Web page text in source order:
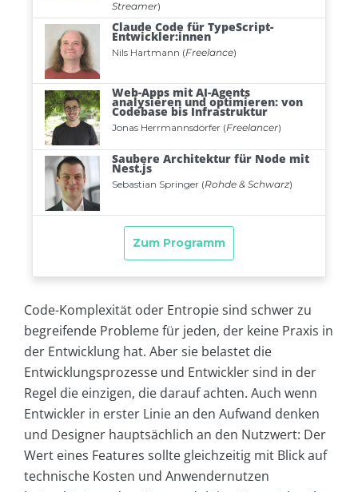
Code-Komplexität oder Entropie sind schwer zu
begreifende Probleme für jeden, der keine Praxis in
der Entwicklung hat. Aber sie belastet die
Entwicklungsprozesse und Entwickler sind in der
Regel die einzigen, die darauf achten. Auch wenn
Entwickler in erster Linie an den Aufwand denken
und Designer hauptsächlich an den Nutzwert: Der
Wert eines Features sollte gleichzeitig mit Blick auf
technische Kosten und Anwendernutzen